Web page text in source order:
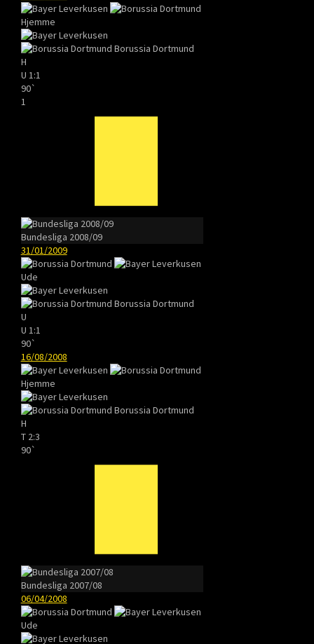
Hjemme
Borussia Dortmund
H
U 1:1
90`
1
Bundesliga 2008/09
31/01/2009
Ude
Borussia Dortmund
U
U 1:1
90`
16/08/2008
Hjemme
Borussia Dortmund
H
T 2:3
90`
Bundesliga 2007/08
06/04/2008
Ude